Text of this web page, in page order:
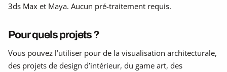
3ds Max et Maya. Aucun pré-traitement requis.
Pour quels projets ?
Vous pouvez l’utiliser pour de la visualisation architecturale,
des projets de design d’intérieur, du game art, des